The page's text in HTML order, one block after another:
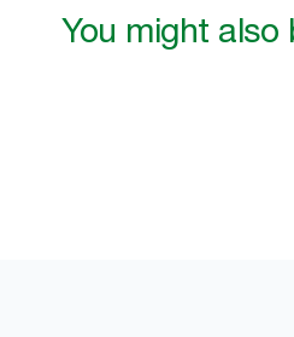
You might also